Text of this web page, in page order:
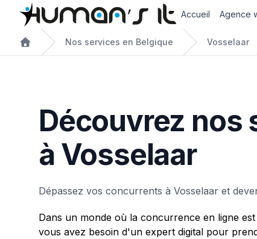
Accueil Agence
Nos services en Belgique Vosselaar
Découvrez nos
à Vosselaar
Dépassez vos concurrents à Vosselaar et
Dans un monde où la concurrence en ligne
vous avez besoin d'un expert digital pour